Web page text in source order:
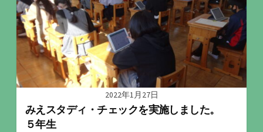
2022年1月27日
みえスタディ・チェックを実施しました。
５年生